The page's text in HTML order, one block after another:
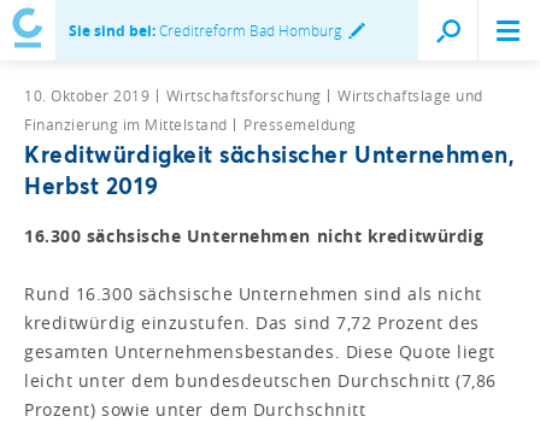
Sie sind bei:Creditreform Bad Homburg
10. Oktober 2019 Wirtschaftsforschung
Wirtschaftslage und
Finanzierung im Mittelstand
Pressemeldung
Kreditwürdigkeit sächsischer Unternehmen,
Herbst 2019
16.300 sächsische Unternehmen nicht kreditwürdig
Rund 16.300 sächsische Unternehmen sind als nicht
kreditwürdig einzustufen. Das sind 7,72 Prozent des
gesamten Unternehmensbestandes. Diese Quote liegt
leicht unter dem bundesdeutschen Durchschnitt (7,86
Prozent) sowie unter dem Durchschnitt